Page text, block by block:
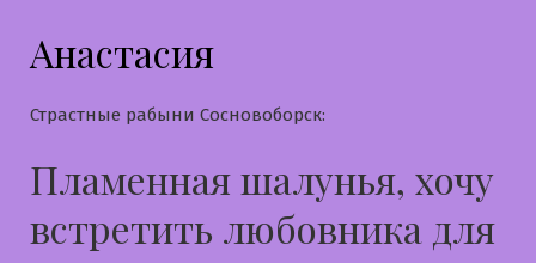
Анастасия
Страстные рабыни Сосновоборск:
Пламенная шалунья, хочу
встретить любовника для